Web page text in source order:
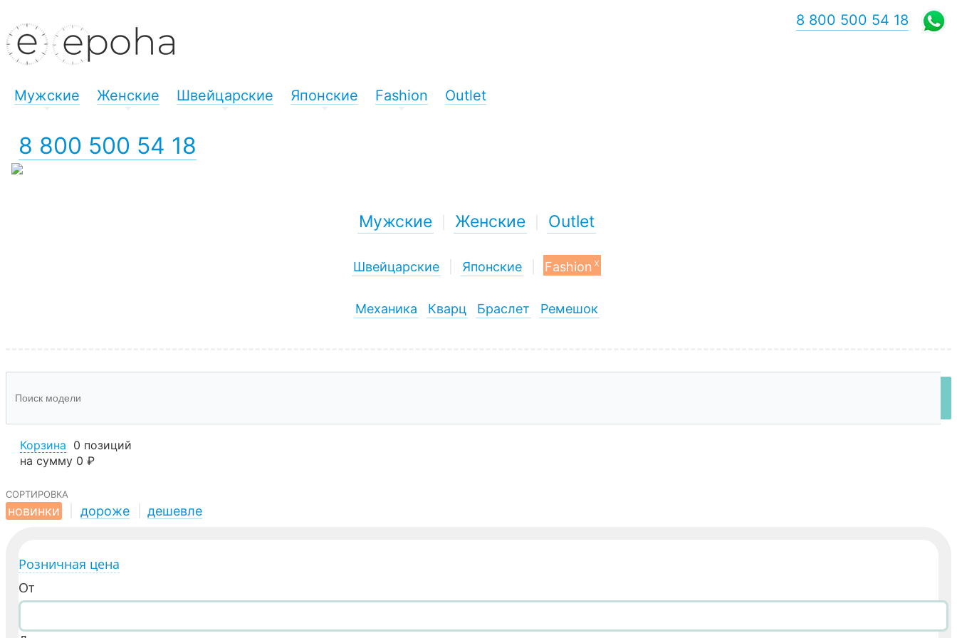
Мужские Женские Швейцарские Японские Fashion Outlet
8 800 500 54 18
8 800 500 54 18
Мужские Женские Outlet
Швейцарские Японские Fashion x
Механика Кварц Браслет Ремешок
Корзина 0 позиций
на сумму 0 ₽
сортировка
новинки
дороже дешевле
Розничная цена
От